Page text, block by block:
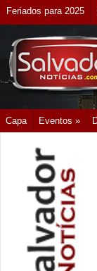
Feriados para 2025
Capa Eventos »